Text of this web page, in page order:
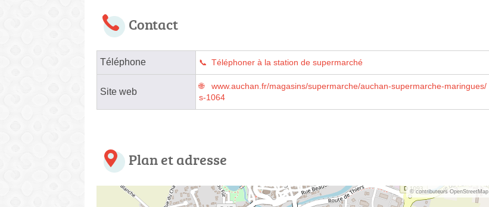
Contact
Téléphone Téléphoner à la station de supermarché
Site web
www.auchan.fr/magasins/supermarche/auchan-supermarche-maringues/
s-1064
Plan et adresse
© contributeurs OpenStreetMap